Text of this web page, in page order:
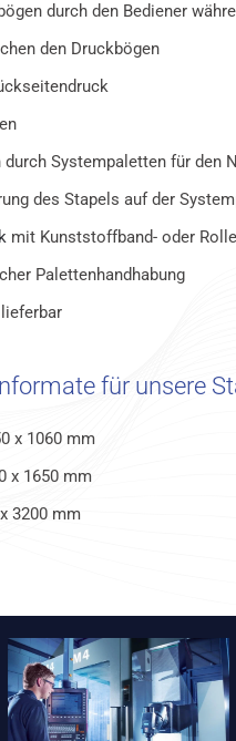
durch den Bediener
den Druckbögen
Systempaletten für den
des Stapels auf der
mit Kunststoffband- oder
Palettenhandhabung
für unsere
x 1060 mm
x 1650 mm
3200 mm